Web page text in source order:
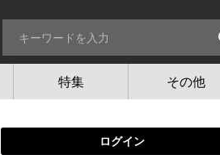
特集 その他
ログイン